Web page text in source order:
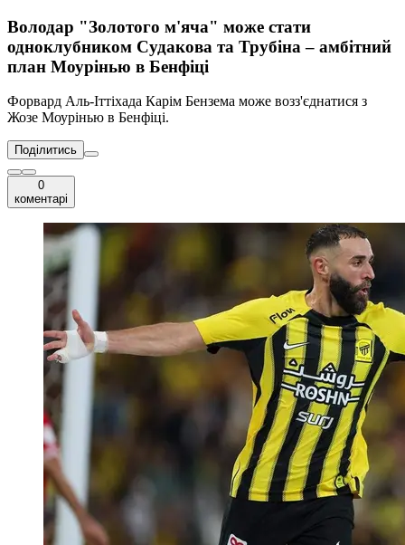
Володар "Золотого м'яча" може стати
одноклубником Судакова та Трубіна – амбітний
план Моурінью в Бенфіці
Форвард Аль-Іттіхада Карім Бензема може возз'єднатися з
Жозе Моурінью в Бенфіці.
Поділитись
0
коментарі